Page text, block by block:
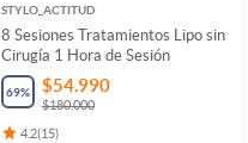
STYLO_ACTITUD
8 Sesiones Tratamientos Lipo sin
Cirugía 1 Hora de Sesión
69% $54.990
$180.000
4.2(15)